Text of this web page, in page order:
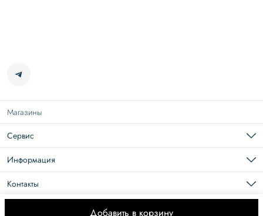
Добавить в корзину
Магазины
Сервис
Подарочная карта
Доставка
Возврат
Документы
Информация
Карьера в Roseville
О нас
Контакты
Телефон